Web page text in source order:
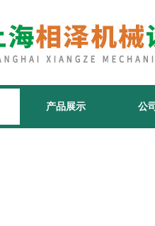
产品展示 公